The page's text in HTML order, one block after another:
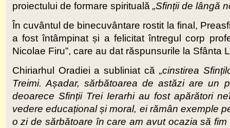
proiectului de formare spirituală „Sfinții de lângă
În cuvântul de binecuvântare rostit la final,
a fost întâmpinat și a felicitat întregul corp
Nicolae Firu”, care au dat răspunsurile la Sfânta
Chiriarhul Oradiei a subliniat că „cinstirea
Treimi. Așadar, sărbătoarea de astăzi are un
deoarece Sfinții Trei Ierarhi au fost apărători
vedere educațional și moral, ei rămân exemple
o zi de sărbătoare în care am avut ocazia să